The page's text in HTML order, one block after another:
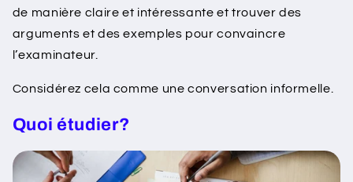
de manière claire et intéressante et trouver des
arguments et des exemples pour convaincre
l’examinateur.
Considérez cela comme une conversation informelle.
Quoi étudier?